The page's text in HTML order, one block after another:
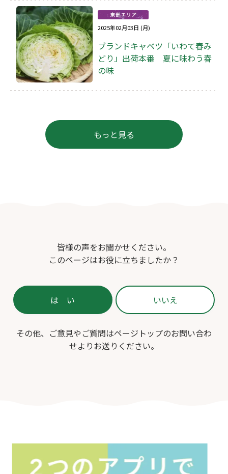
2025年02月03日 (月)
ブランドキャベツ「いわて春み
どり」出荷本番 夏に味わう春
の味
もっと見る
皆様の声をお聞かせください。
このページはお役に立ちましたか？
その他、ご意見やご質問はページトップのお問い合わ
せよりお送りください。